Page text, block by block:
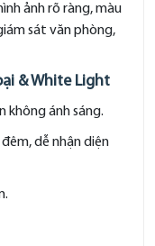
ảnh rõ ràng, màu
sát văn phòng,
& White Light
không ánh sáng.
dễ nhận diện